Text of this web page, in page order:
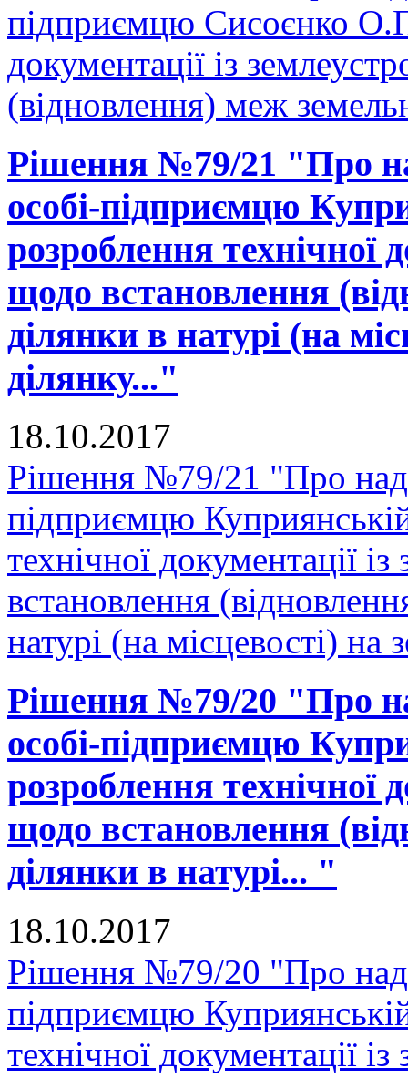
підприємцю Сисоєнко
документації із
(відновлення) меж
Рішення №79/21 "Про
особі-підприємцю
розроблення технічної
щодо встановлення
ділянки в натурі (на
ділянку..."
18.10.2017
Рішення №79/21 "Про
підприємцю
технічної документації
встановлення
натурі (на місцевості) на
Рішення №79/20 "Про
особі-підприємцю
розроблення технічної
щодо встановлення
ділянки в натурі... "
18.10.2017
Рішення №79/20 "Про
підприємцю
технічної документації